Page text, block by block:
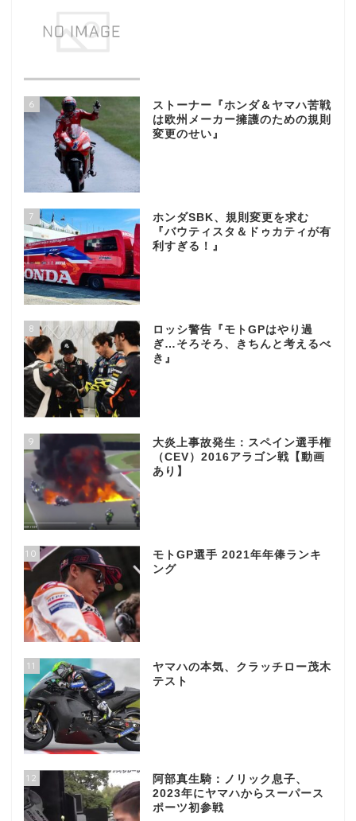
6
ストーナー『ホンダ＆ヤマハ苦戦
は欧州メーカー擁護のための規則
変更のせい』
7
ホンダSBK、規則変更を求む
『バウティスタ＆ドゥカティが有
利すぎる！』
8
ロッシ警告『モトGPはやり過
ぎ…そろそろ、きちんと考えるべ
き』
9
大炎上事故発生：スペイン選手権
（CEV）2016アラゴン戦【動画
あり】
10
モトGP選手 2021年年俸ランキ
ング
11
ヤマハの本気、クラッチロー茂木
テスト
12
阿部真生騎：ノリック息子、
2023年にヤマハからスーパース
ポーツ初参戦